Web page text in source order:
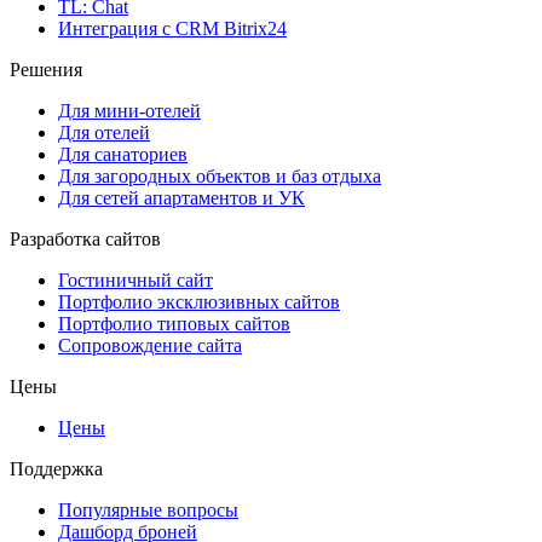
TL: Chat
Интеграция с CRM Bitrix24
Решения
Для мини-отелей
Для отелей
Для санаториев
Для загородных объектов и баз отдыха
Для сетей апартаментов и УК
Разработка сайтов
Гостиничный сайт
Портфолио эксклюзивных сайтов
Портфолио типовых сайтов
Сопровождение сайта
Цены
Цены
Поддержка
Популярные вопросы
Дашборд броней